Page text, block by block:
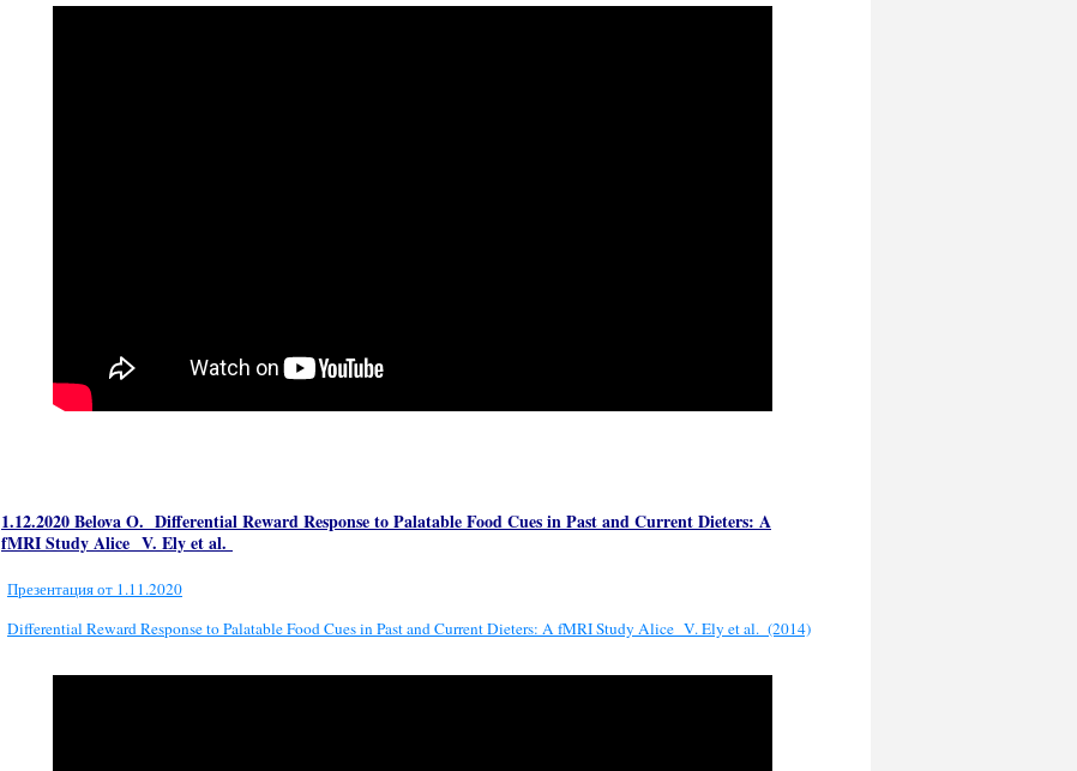
1.12.2020 Belova O. Differential Reward Response to Palatable Food Cues in Past and Current Dieters: A
fMRI Study Alice V. Ely et al.
Презентация от 1.11.2020
Differential Reward Response to Palatable Food Cues in Past and Current Dieters: A fMRI Study Alice V. Ely et al. (2014)